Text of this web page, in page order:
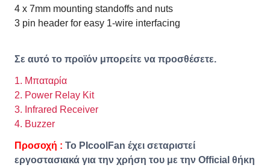
4 x 7mm mounting standoffs and nuts
3 pin header for easy 1-wire interfacing
Σε αυτό το προϊόν μπορείτε να προσθέσετε.
1. Μπαταρία
2. Power Relay Kit
3. Infrared Receiver
4. Buzzer
Προσοχή : Το PIcoolFan έχει σεταριστεί
εργοστασιακά για την χρήση του με την Official θήκη